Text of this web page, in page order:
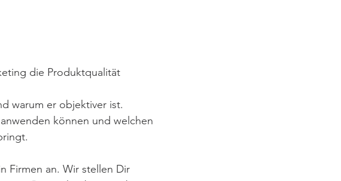
die Produktqualität
warum er objektiver ist.
können und welchen
Firmen an. Wir stellen Dir